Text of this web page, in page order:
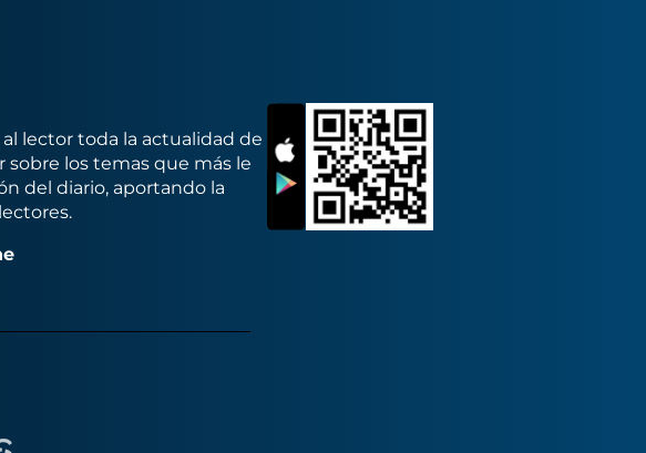
lector toda la actualidad de
sobre los temas que más le
del diario, aportando la